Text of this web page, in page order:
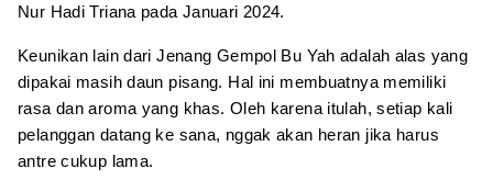
Nur Hadi Triana pada Januari 2024.
Keunikan lain dari Jenang Gempol Bu Yah adalah alas yang
dipakai masih daun pisang. Hal ini membuatnya memiliki
rasa dan aroma yang khas. Oleh karena itulah, setiap kali
pelanggan datang ke sana, nggak akan heran jika harus
antre cukup lama.